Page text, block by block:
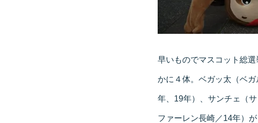
早いものでマスコット総
かに４体。ベガッ太（ベ
年、19年）、サンチェ（
ファーレン長崎／14年）